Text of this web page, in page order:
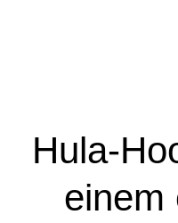
Hula-
einem